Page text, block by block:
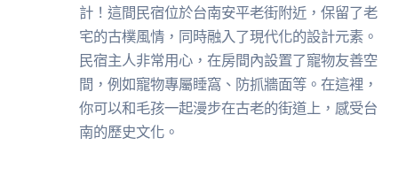
計！這間民宿位於台南安平老街附近，保留了老
宅的古樸風情，同時融入了現代化的設計元素。
民宿主人非常用心，在房間內設置了寵物友善空
間，例如寵物專屬睡窩、防抓牆面等。在這裡，
你可以和毛孩一起漫步在古老的街道上，感受台
南的歷史文化。